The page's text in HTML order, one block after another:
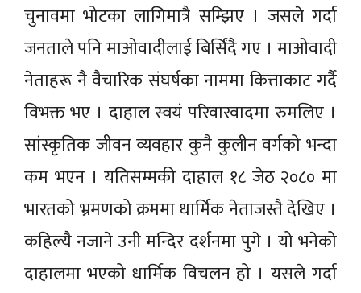
चुनावमा भोटका लागिमात्रै सम्झिए । जसले गर्दा
जनताले पनि माओवादीलाई बिर्सिंदै गए । माओवादी
नेताहरू नै वैचारिक संघर्षका नाममा कित्ताकाट गर्दै
विभक्त भए । दाहाल स्वयं परिवारवादमा रुमलिए ।
सांस्कृतिक जीवन व्यवहार कुनै कुलीन वर्गको भन्दा
कम भएन । यतिसम्मकी दाहाल १८ जेठ २०८० मा
भारतको भ्रमणको क्रममा धार्मिक नेताजस्तै देखिए ।
कहिल्यै नजाने उनी मन्दिर दर्शनमा पुगे । यो भनेको
दाहालमा भएको धार्मिक विचलन हो । यसले गर्दा